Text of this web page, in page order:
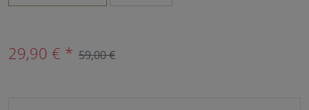
29,90 € * 59,00 €